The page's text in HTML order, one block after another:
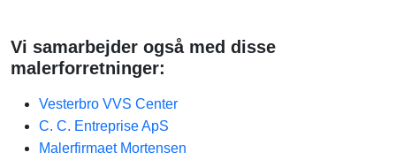
Vi samarbejder også med disse
malerforretninger:
Vesterbro VVS Center
C. C. Entreprise ApS
Malerfirmaet Mortensen